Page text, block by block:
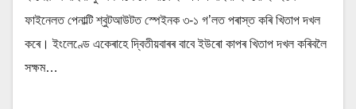
ফাইনেলত পেনাল্টি শ্বুটআউটত স্পেইনক ৩-১ গ’লত পৰাস্ত কৰি খিতাপ দখল
কৰে। ইংলেণ্ডে একেৰাহে দ্বিতীয়বাৰৰ বাবে ইউৰো কাপৰ খিতাপ দখল কৰিবলৈ
সক্ষম…